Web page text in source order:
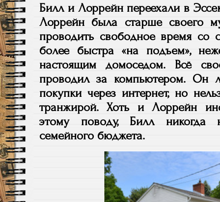
Билл и Лоррейн переехали в
Лоррейн была старше своего
проводить свободное время со
более быстра «на подъем»,
настоящим домоседом. Всё
проводил за компьютером. Он
покупки через интернет, но
транжирой. Хоть и Лоррейн
этому поводу, Билл
семейного бюджета.